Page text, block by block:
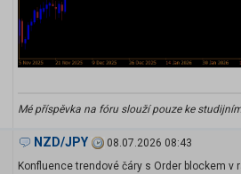
Mé příspěvka na fóru slouží pouze ke
NZD/JPY
08.07.2026 08:43
Konfluence trendové čáry s Order blockem